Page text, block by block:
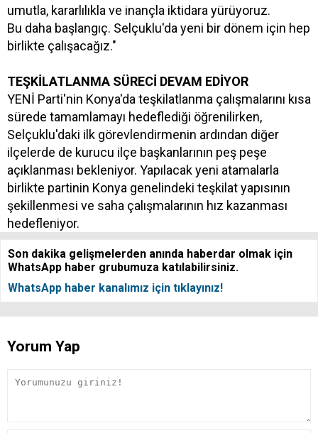
umutla, kararlılıkla ve inançla iktidara yürüyoruz.
Bu daha başlangıç. Selçuklu'da yeni bir dönem için hep
birlikte çalışacağız."
TEŞKİLATLANMA SÜRECİ DEVAM EDİYOR
YENİ Parti'nin Konya'da teşkilatlanma çalışmalarını kısa
sürede tamamlamayı hedeflediği öğrenilirken,
Selçuklu'daki ilk görevlendirmenin ardından diğer
ilçelerde de kurucu ilçe başkanlarının peş peşe
açıklanması bekleniyor. Yapılacak yeni atamalarla
birlikte partinin Konya genelindeki teşkilat yapısının
şekillenmesi ve saha çalışmalarının hız kazanması
hedefleniyor.
Son dakika gelişmelerden anında haberdar olmak için
WhatsApp haber grubumuza katılabilirsiniz.
WhatsApp haber kanalımız için tıklayınız!
Yorum Yap